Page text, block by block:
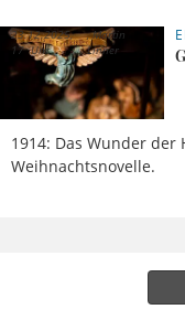
1914: Das Wunder der
Weihnachtsnovelle.
23.12.2025,
17 Uhr
Martin
Linner